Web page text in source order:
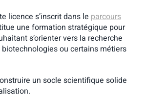
licence s’inscrit dans le parcours
une formation stratégique pour
s’orienter vers la recherche
ou certains métiers
un socle scientifique solide